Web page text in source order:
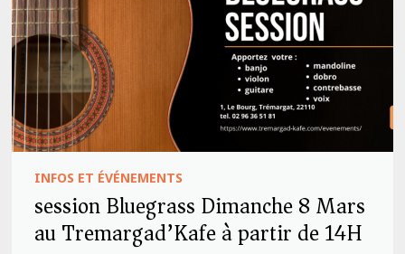
INFOS ET ÉVÉNEMENTS
session Bluegrass Dimanche 8 Mars
au Tremargad’Kafe à partir de 14H